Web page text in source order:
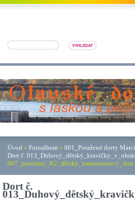
Úvod » Fotoalbum » 001_Potažené dorty
Dort č.
007_potažený_K2_dětský_narozeninový_dort
Dort č.